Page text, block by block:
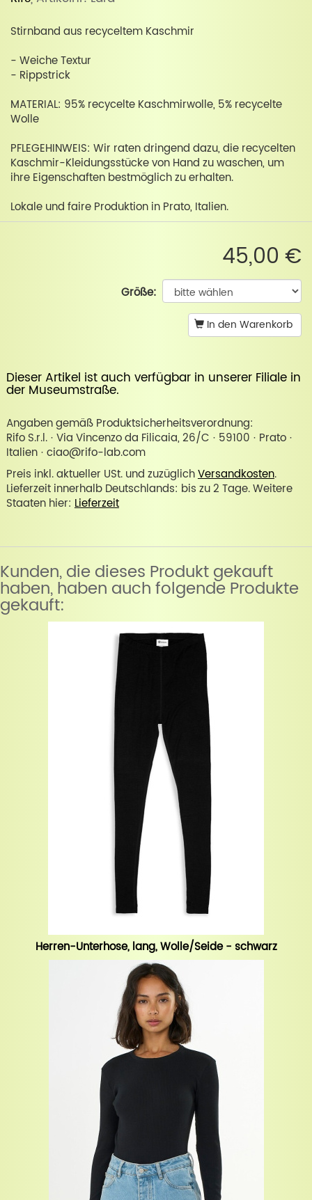
Stirnband aus recyceltem Kaschmir
- Weiche Textur
- Rippstrick
MATERIAL: 95% recycelte Kaschmirwolle, 5% recycelte
Wolle
PFLEGEHINWEIS: Wir raten dringend dazu, die recycelten
Kaschmir-Kleidungsstücke von Hand zu waschen, um
ihre Eigenschaften bestmöglich zu erhalten.
Lokale und faire Produktion in Prato, Italien.
45,00 €
Größe:
In den Warenkorb
Dieser Artikel ist auch verfügbar in unserer Filiale in
der Museumstraße.
Angaben gemäß Produktsicherheitsverordnung:
Rifo S.r.l. · Via Vincenzo da Filicaia, 26/C · 59100 · Prato ·
Italien · ciao@rifo-lab.com
Preis inkl. aktueller USt. und zuzüglichVersandkosten.
Lieferzeit innerhalb Deutschlands: bis zu 2 Tage. Weitere
Staaten hier: Lieferzeit
Kunden, die dieses Produkt gekauft
haben, haben auch folgende Produkte
gekauft:
Herren-Unterhose, lang, Wolle/Seide - schwarz